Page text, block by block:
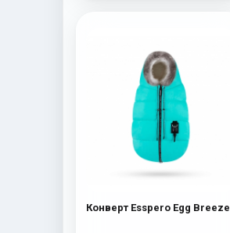
Конверт Esspero Egg Breeze